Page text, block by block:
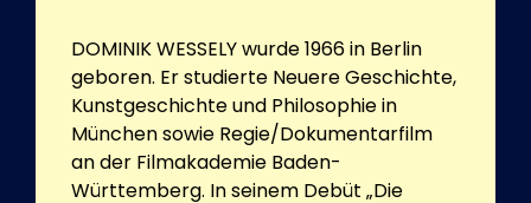
DOMINIK WESSELY wurde 1966 in Berlin
geboren. Er studierte Neuere Geschichte,
Kunstgeschichte und Philosophie in
München sowie Regie/Dokumentarfilm
an der Filmakademie Baden-
Württemberg. In seinem Debüt „Die